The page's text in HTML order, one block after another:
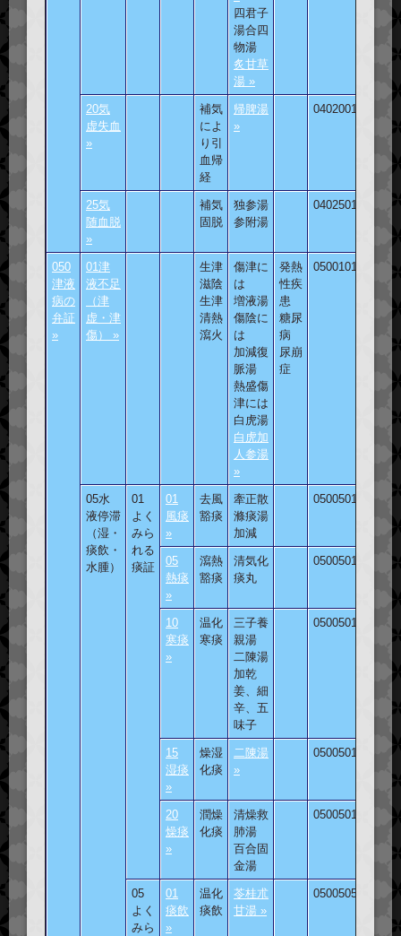
四君子
湯合四
物湯
炙甘草
湯 »
20気
虚失血
»
補気
によ
り引
血帰
経
帰脾湯
»
040200101
25気
随血脱
»
補気
固脱
独参湯
参附湯
040250101
050
津液
病の
弁証
»
01津
液不足
（津
虚・津
傷） »
生津
滋陰
生津
清熱
瀉火
傷津に
は
増液湯
傷陰に
は
加減復
脈湯
熱盛傷
津には
白虎湯
白虎加
人参湯
»
発熱
性疾
患
糖尿
病
尿崩
症
050010101
05水
液停滞
（湿・
痰飲・
水腫）
01
よく
みら
れる
痰証
01
風痰
»
去風
豁痰
牽正散
滌痰湯
加減
050050101
05
熱痰
»
瀉熱
豁痰
清気化
痰丸
050050105
10
寒痰
»
温化
寒痰
三子養
親湯
二陳湯
加乾
姜、細
辛、五
味子
050050110
15
湿痰
»
燥湿
化痰
二陳湯
»
050050115
20
燥痰
»
潤燥
化痰
清燥救
肺湯
百合固
金湯
050050120
05
よく
みら
01
痰飲
»
温化
痰飲
苓桂朮
甘湯 »
050050501